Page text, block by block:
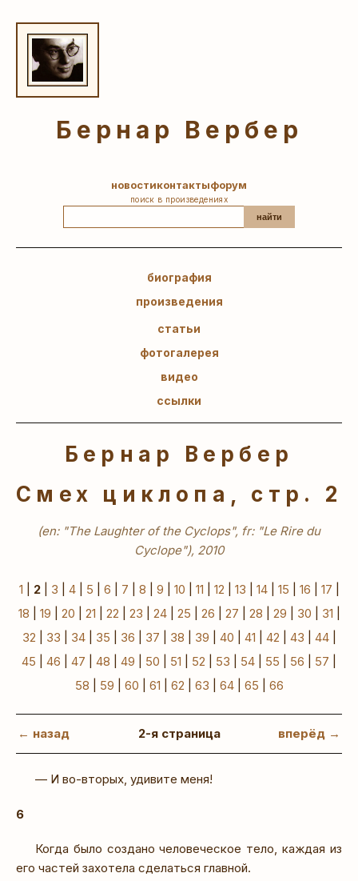
Бернар Вербер
новостиконтактыфорум
поиск в произведениях
найти
биография
произведения
статьи
фотогалерея
видео
ссылки
Бернар Вербер
Смех циклопа, стр. 2
(en: "The Laughter of the Cyclops", fr: "Le Rire du
Cyclope"), 2010
1 2| 3 4| 5 6 7 8 9 10 11 12 13 14| 15 16 17
18
19 20 21 22 23 24| 25 26 27 28 29 30 31
32
33 34| 35 36 37 38 39 40 41 42 43 44|
45
46 47 48 49 50 51 52 53 54 55 56 57
58
59 60 61 62 63 64| 65 66
← назад 2-я страница вперёд →
— И во-вторых, удивите меня!
6
Когда было создано человеческое тело, каждая из
его частей захотела сделаться главной.